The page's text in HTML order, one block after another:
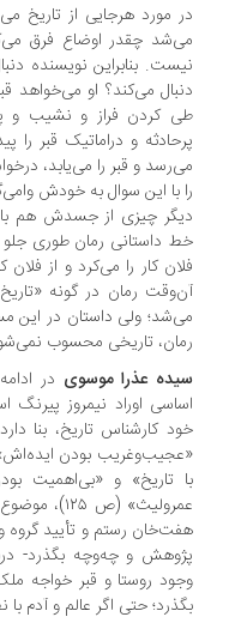
مورد هرجایی از تاریخ می‌شود
چقدر اوضاع فرق می‌کرد ولی
بنابراین نویسنده دنبال
می‌کند؟ او می‌خواهد قبر
کردن فراز و نشیب و پشت سر
و دراماتیک قبر را
و قبر را می‌یابد، درخواست
با این سوال به خودش
چیزی از جسدش هم باقی
داستانی رمان طوری جلو
کار را می‌کرد و از فلان کار
رمان در گونه «تاریخ
ولی داستان در این مسیر
تاریخی محسوب نمی‌شود.»
عذرا موسویدر ادامه بحث
اوراد نیمروز پیرنگ است.
کارشناس تاریخ، بنا دارد
تاریخ» و «بی‌اهمیت بودن
عمرولیث» (ص ۱۲۵)،
رستم و تأیید گروه و استاد
و چه‌وچه بگذرد- درباره
روستا و قبر خواجه
حتی اگر عالم و آدم با نظرش